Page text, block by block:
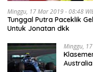
Minggu, 17 Mar 2019 - 08:48
Tunggal Putra Paceklik
Untuk Jonatan dkk
Minggu,
Australia